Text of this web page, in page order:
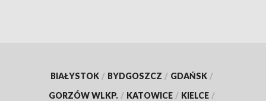
BIAŁYSTOK / BYDGOSZCZ / GDAŃSK /
GORZÓW WLKP. / KATOWICE / KIELCE /